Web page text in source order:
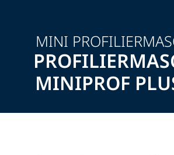
MINI
MINIPROF